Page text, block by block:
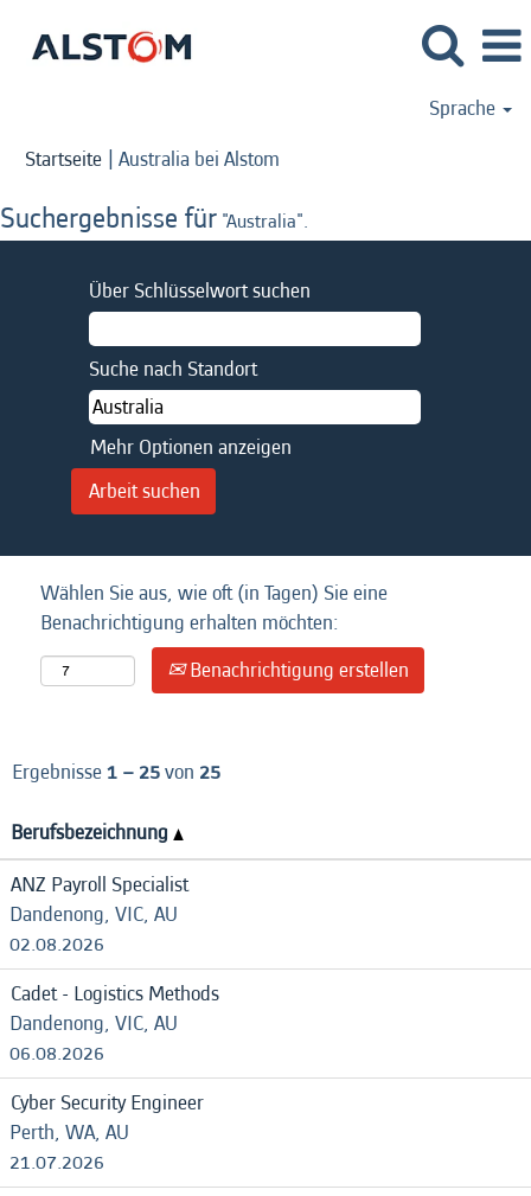
Sprache
Startseite | Australia bei Alstom
Suchergebnisse für "Australia".
Über Schlüsselwort suchen
Suche nach Standort
Mehr Optionen anzeigen
Wählen Sie aus, wie oft (in Tagen) Sie eine
Benachrichtigung erhalten möchten:
Benachrichtigung erstellen
Ergebnisse1 – 25von 25
Berufsbezeichnung
ANZ Payroll Specialist
Dandenong, VIC, AU
02.08.2026
Cadet - Logistics Methods
Dandenong, VIC, AU
06.08.2026
Cyber Security Engineer
Perth, WA, AU
21.07.2026